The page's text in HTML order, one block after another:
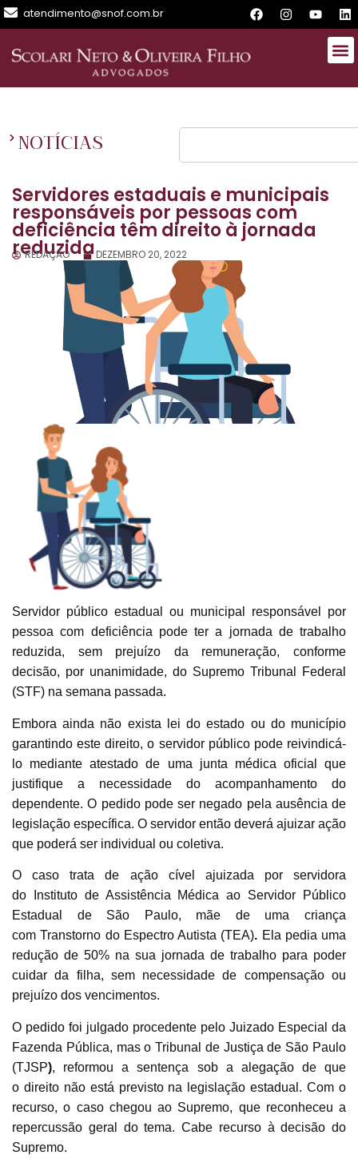
atendimento@snof.com.br
NOTÍCIAS
Servidores estaduais e municipais
responsáveis por pessoas com
deficiência têm direito à jornada
reduzida
REDAÇÃO DEZEMBRO 20, 2022
Servidor público estadual ou municipal
responsável por
pessoa com deficiência pode ter a jornada de trabalho
reduzida, sem prejuízo da remuneração, conforme
decisão, por unanimidade, do Supremo Tribunal Federal
(STF) na semana passada.
Embora ainda não exista lei do estado ou do município
garantindo este direito, o servidor público pode reivindicá-
lo mediante atestado de uma junta médica oficial que
justifique a necessidade do acompanhamento do
dependente. O pedido pode ser negado pela ausência de
legislação específica. O servidor então deverá ajuizar ação
que poderá ser individual ou coletiva.
O caso trata de ação cível ajuizada por servidora
do
Instituto de Assistência Médica ao Servidor Público
Estadual de São Paulo, mãe de uma criança
comTranstorno do Espectro Autista (TEA). Ela pedia uma
redução de 50% na sua jornada de trabalho para poder
cuidar da filha, sem necessidade de compensação ou
prejuízo dos vencimentos.
O pedido foi julgado procedente pelo Juizado Especial da
Fazenda Pública, mas oTribunal de Justiça de São Paulo
(TJSP), reformou a sentença sob a alegação de que
o direito não está previsto na legislação estadual . Com o
recurso, o caso chegou ao Supremo, que reconheceu a
repercussão geral do tema. Cabe recurso à decisão do
Supremo.